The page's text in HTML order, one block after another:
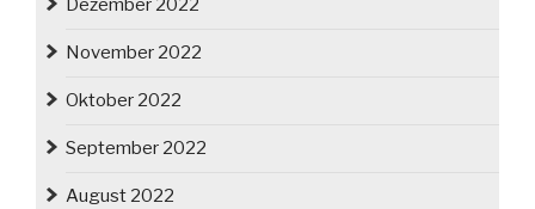
Dezember 2022
November 2022
Oktober 2022
September 2022
August 2022